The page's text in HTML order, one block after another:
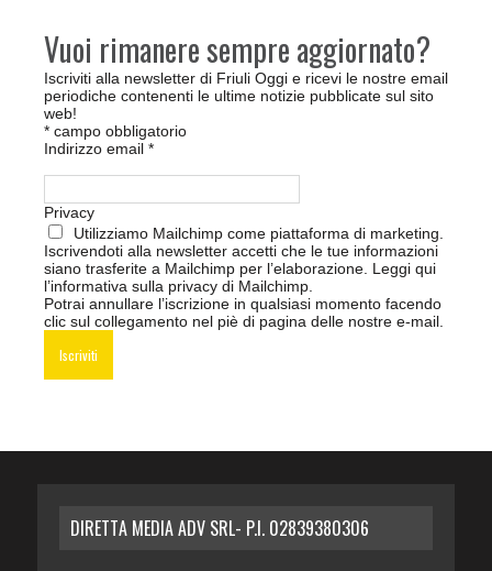
Vuoi rimanere sempre aggiornato?
Iscriviti alla newsletter di Friuli Oggi e ricevi le nostre email
periodiche contenenti le ultime notizie pubblicate sul sito
web!
* campo obbligatorio
Indirizzo email *
Privacy
Utilizziamo Mailchimp come piattaforma di marketing.
Iscrivendoti alla newsletter accetti che le tue informazioni
siano trasferite a Mailchimp per l’elaborazione. Leggi qui
l’informativa sulla privacy di Mailchimp
Potrai annullare l’iscrizione in qualsiasi momento facendo
clic sul collegamento nel piè di pagina delle nostre e-mail.
DIRETTA MEDIA ADV SRL- P.I. 02839380306